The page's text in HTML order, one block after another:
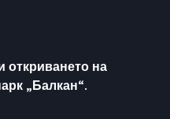
откриването на
„Балкан“.